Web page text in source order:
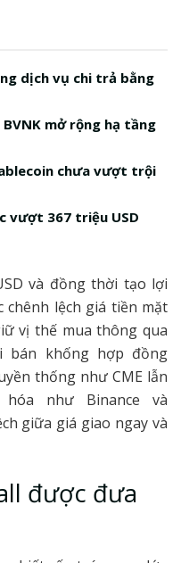
dịch vụ chi trả bằng
mở rộng hạ tầng
chưa vượt trội
vượt 367 triệu USD
và đồng thời tạo lợi
chênh lệch giá tiền mặt
vị thế mua thông qua
bán khống hợp đồng
thống như CME lẫn
như Binance và
giữa giá giao ngay và
được đưa